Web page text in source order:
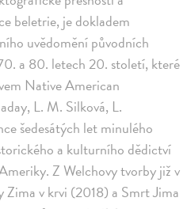
beletrie, je dokladem
uvědomění původních
a 80. letech 20. století, které
Native American
L. M. Silková, L.
šedesátých let minulého
a kulturního dědictví
Z Welchovy tvorby již v
Zima v krvi (2018) a Smrt Jima